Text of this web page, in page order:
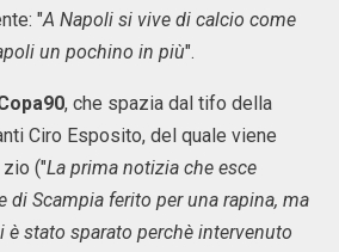
"A Napoli si vive di calcio come
un pochino in più".
, che spazia dal tifo della
Ciro Esposito, del quale viene
("La prima notizia che esce
di Scampia ferito per una rapina, ma
è stato sparato perchè intervenuto